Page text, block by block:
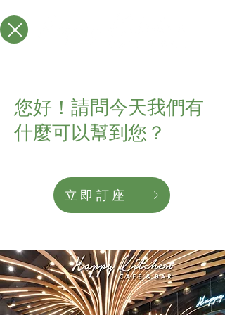
您好！請問今天我們有
什麼可以幫到您？
立即訂座